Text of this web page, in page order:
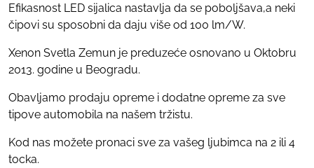
Efikasnost LЕD sijalica nastavlja da se poboljšava,a neki
čipovi su sposobni da daju više od 100 lm/W.
Xenon Svetla Zemun je preduzeće osnovano u Oktobru
2013. godine u Beogradu.
Obavljamo prodaju opreme i dodatne opreme za sve
tipove automobila na našem tržistu.
Kod nas možete pronaci sve za vašeg ljubimca na 2 ili 4
tocka.